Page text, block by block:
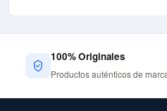
100% Originales
Productos auténticos de